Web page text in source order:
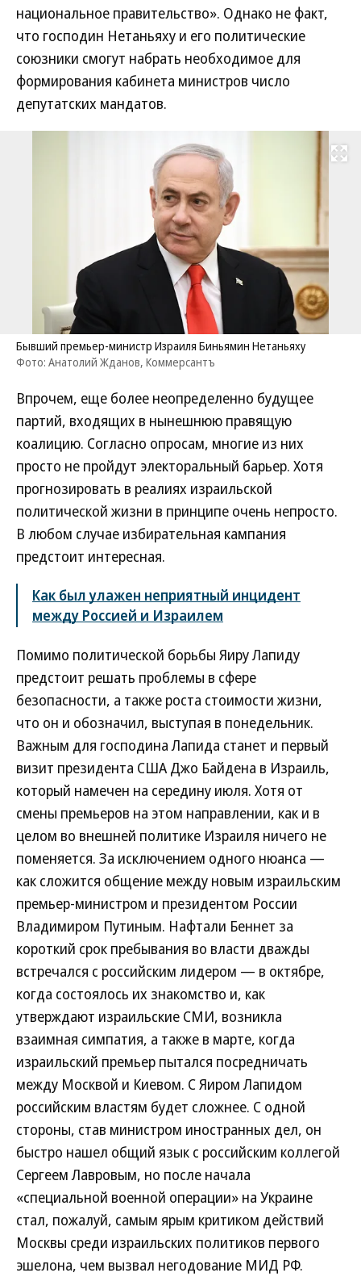
национальное правительство». Однако не факт,
что господин Нетаньяху и его политические
союзники смогут набрать необходимое для
формирования кабинета министров число
депутатских мандатов.
Развернуть
Бывший премьер-министр Израиля Биньямин Нетаньяху
Фото: Анатолий Жданов, Коммерсантъ
Впрочем, еще более неопределенно будущее
партий, входящих в нынешнюю правящую
коалицию. Согласно опросам, многие из них
просто не пройдут электоральный барьер. Хотя
прогнозировать в реалиях израильской
политической жизни в принципе очень непросто.
В любом случае избирательная кампания
предстоит интересная.
Как был улажен неприятный инцидент
между Россией и Израилем
Помимо политической борьбы Яиру Лапиду
предстоит решать проблемы в сфере
безопасности, а также роста стоимости жизни,
что он и обозначил, выступая в понедельник.
Важным для господина Лапида станет и первый
визит президента США Джо Байдена в Израиль,
который намечен на середину июля. Хотя от
смены премьеров на этом направлении, как и в
целом во внешней политике Израиля ничего не
поменяется. За исключением одного нюанса —
как сложится общение между новым израильским
премьер-министром и президентом России
Владимиром Путиным. Нафтали Беннет за
короткий срок пребывания во власти дважды
встречался с российским лидером — в октябре,
когда состоялось их знакомство и, как
утверждают израильские СМИ, возникла
взаимная симпатия, а также в марте, когда
израильский премьер пытался посредничать
между Москвой и Киевом. С Яиром Лапидом
российским властям будет сложнее. С одной
стороны, став министром иностранных дел, он
быстро нашел общий язык с российским коллегой
Сергеем Лавровым, но после начала
«специальной военной операции» на Украине
стал, пожалуй, самым ярым критиком действий
Москвы среди израильских политиков первого
эшелона, чем вызвал негодование МИД РФ.